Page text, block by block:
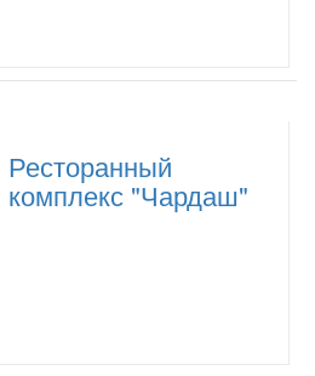
Ресторанный
комплекс "Чардаш"